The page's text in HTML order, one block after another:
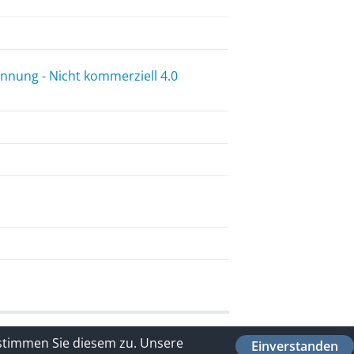
- Nicht kommerziell 4.0
Einverstanden
Sie diesem zu. Unsere